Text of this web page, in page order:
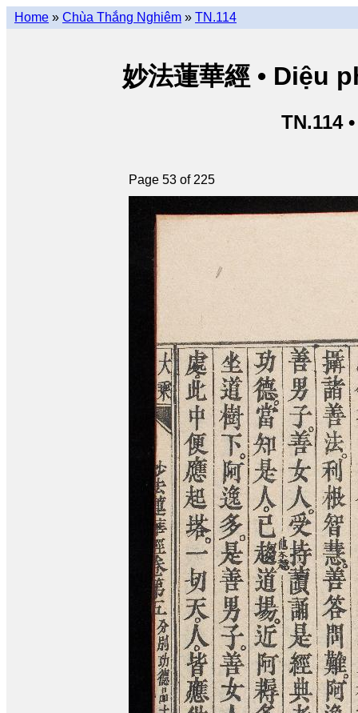
Home » Chùa Thắng Nghiêm » TN.114
妙法蓮華經 • Diệu
TN.114
Page 53 of 225